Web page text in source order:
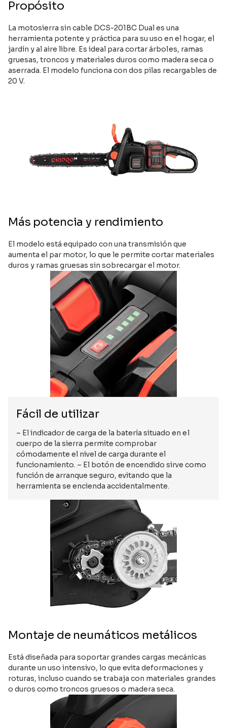
Propósito
La motosierra sin cable DCS-201BC Dual es una
herramienta potente y práctica para su uso en el hogar, el
jardín y al aire libre. Es ideal para cortar árboles, ramas
gruesas, troncos y materiales duros como madera seca o
aserrada. El modelo funciona con dos pilas recargables de
20 V.
Más potencia y rendimiento
El modelo está equipado con una transmisión que
aumenta el par motor, lo que le permite cortar materiales
duros y ramas gruesas sin sobrecargar el motor.
Fácil de utilizar
– El indicador de carga de la batería situado en el
cuerpo de la sierra permite comprobar
cómodamente el nivel de carga durante el
funcionamiento. – El botón de encendido sirve como
función de arranque seguro, evitando que la
herramienta se encienda accidentalmente.
Montaje de neumáticos metálicos
Está diseñada para soportar grandes cargas mecánicas
durante un uso intensivo, lo que evita deformaciones y
roturas, incluso cuando se trabaja con materiales grandes
o duros como troncos gruesos o madera seca.